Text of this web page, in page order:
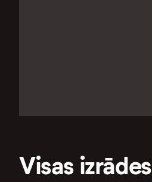
Visas izrādes